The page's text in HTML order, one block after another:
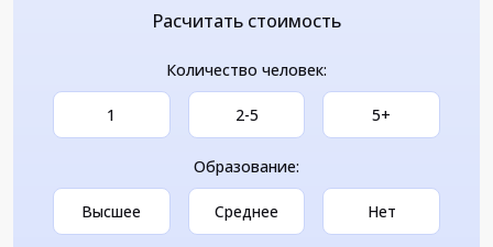
Расчитать стоимость
Количество человек:
1 2-5 5+
Образование:
Высшее Среднее Нет